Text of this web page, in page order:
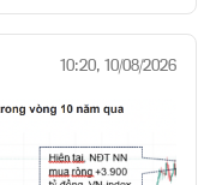
10:20, 10/08/2026